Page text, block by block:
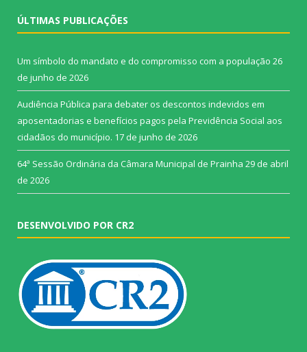
ÚLTIMAS PUBLICAÇÕES
Um símbolo do mandato e do compromisso com a população 26
de junho de 2026
Audiência Pública para debater os descontos indevidos em
aposentadorias e benefícios pagos pela Previdência Social aos
cidadãos do município. 17 de junho de 2026
64ª Sessão Ordinária da Câmara Municipal de Prainha 29 de abril
de 2026
DESENVOLVIDO POR CR2